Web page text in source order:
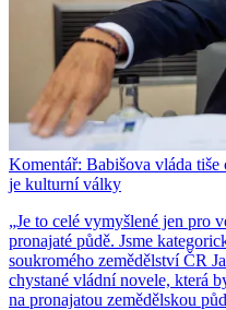
Komentář: Babišova vláda
je kulturní války
„Je to celé vymyšlené jen pro
pronajaté půdě. Jsme
soukromého zemědělství ČR
chystané vládní novele, která
na pronajatou zemědělskou